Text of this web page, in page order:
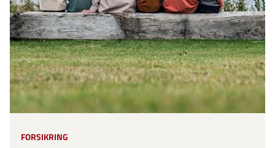
FORSIKRING